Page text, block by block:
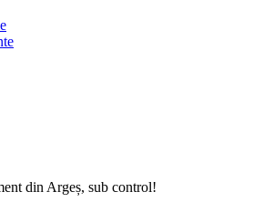
din Argeș, sub control!